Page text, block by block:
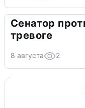
Сенатор
тревоге
8 августа 2